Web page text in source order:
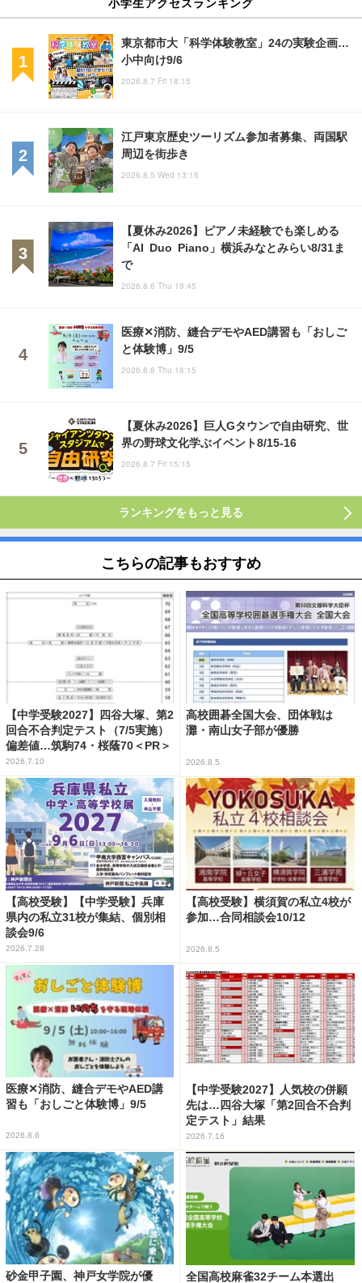
東京都市大「科学体験教室」24の実験企画…
小中向け9/6
2026.8.7 Fri 18:15
江戸東京歴史ツーリズム参加者募集、両国駅
周辺を街歩き
2026.8.5 Wed 13:15
【夏休み2026】ピアノ未経験でも楽しめる
「AI Duo Piano」横浜みなとみらい8/31ま
で
2026.8.6 Thu 19:45
医療✕消防、縫合デモやAED講習も「おしご
と体験博」9/5
2026.8.6 Thu 18:15
【夏休み2026】巨人Gタウンで自由研究、世
界の野球文化学ぶイベント8/15-16
2026.8.7 Fri 15:15
ランキングをもっと見る
こちらの記事もおすすめ
【中学受験2027】四谷大塚、第2
回合不合判定テスト（7/5実施）
偏差値…筑駒74・桜蔭70＜PR＞
2026.7.10
高校囲碁全国大会、団体戦は
灘・南山女子部が優勝
2026.8.5
【高校受験】【中学受験】兵庫
県内の私立31校が集結、個別相
談会9/6
2026.7.28
【高校受験】横須賀の私立4校が
参加…合同相談会10/12
2026.8.5
医療✕消防、縫合デモやAED講
習も「おしごと体験博」9/5
2026.8.6
【中学受験2027】人気校の併願
先は…四谷大塚「第2回合不合判
定テスト」結果
2026.7.16
砂金甲子園、神戸女学院が優
全国高校麻雀32チーム本選出